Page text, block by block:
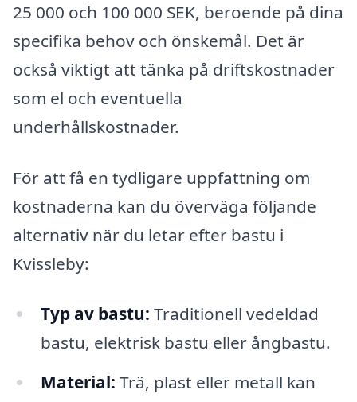
25 000 och 100 000 SEK, beroende på dina
specifika behov och önskemål. Det är
också viktigt att tänka på driftskostnader
som el och eventuella
underhållskostnader.
För att få en tydligare uppfattning om
kostnaderna kan du överväga följande
alternativ när du letar efter bastu i
Kvissleby:
Typ av bastu: Traditionell vedeldad
bastu, elektrisk bastu eller ångbastu.
Material: Trä, plast eller metall kan